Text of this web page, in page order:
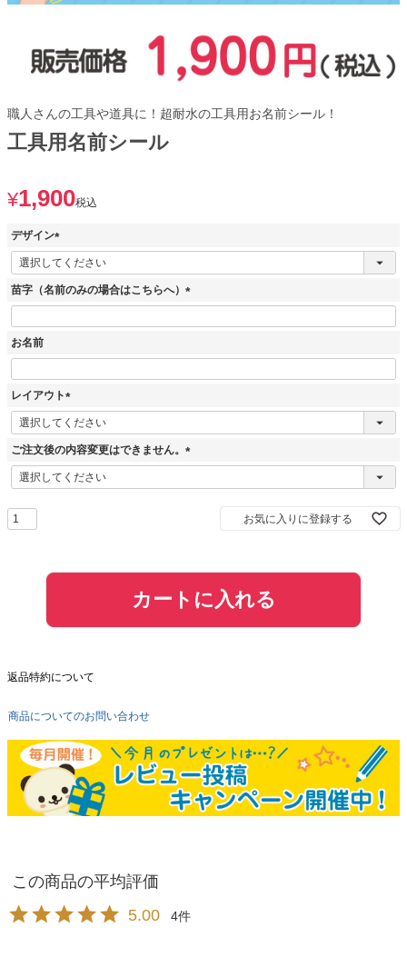
職人さんの工具や道具に！超耐水の工具用お名前シール！
工具用名前シール
¥1,900税込
デザイン
(
必
須
)
苗字（名前のみの場合はこちらへ）
(
必
)
お名前
レイアウト
(
必
須
)
ご注文後の内容変更はできません。
(
必
お気に入りに登録する
カートに入れる
返品特約について
商品についてのお問い合わせ
5.00 4